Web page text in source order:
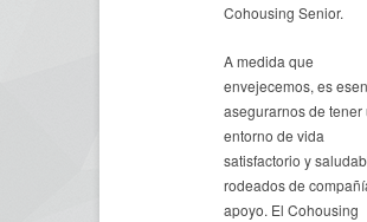
Cohousing Senior.
A medida que
envejecemos, es
asegurarnos de tener
entorno de vida
satisfactorio y
rodeados de
apoyo. El Cohousing